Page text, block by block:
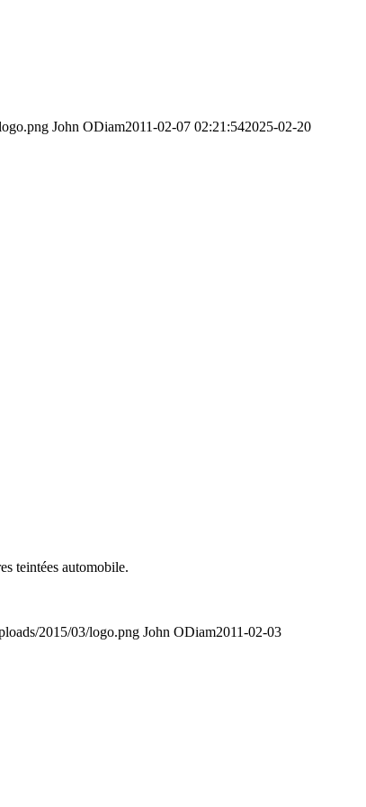
John ODiam2011-02-07 02:21:542025-02-20
teintées automobile.
2015/03/logo.png John ODiam2011-02-03